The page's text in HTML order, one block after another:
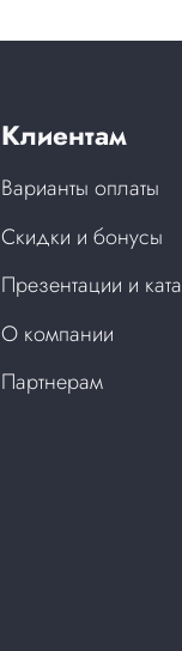
Клиентам
Варианты оплаты
Скидки и бонусы
Презентации и
О компании
Партнерам